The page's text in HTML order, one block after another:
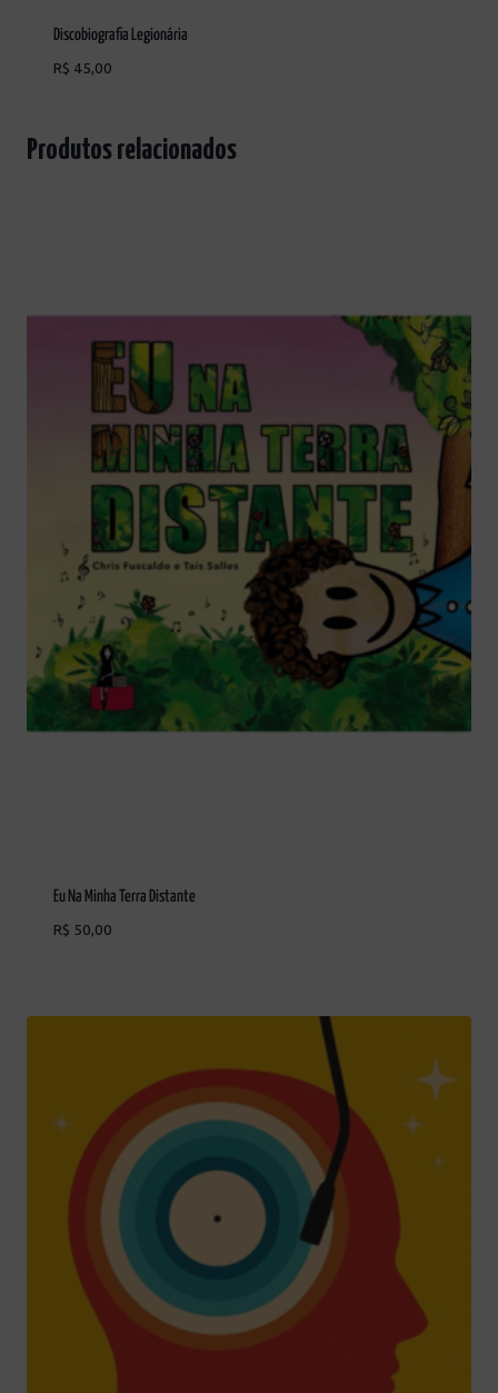
Discobiografia Legionária
R$ 45,00
Produtos relacionados
Eu Na Minha Terra Distante
R$ 50,00